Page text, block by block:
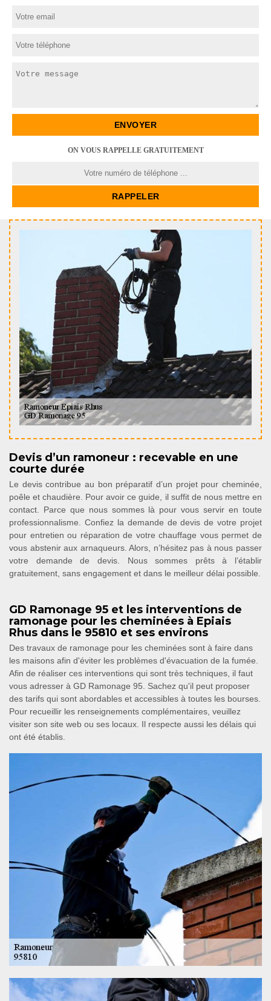
ON VOUS RAPPELLE GRATUITEMENT
Devis d’un ramoneur : recevable en une
courte durée
Le devis contribue au bon préparatif d’un projet pour cheminée,
poêle et chaudière. Pour avoir ce guide, il suffit de nous mettre en
contact. Parce que nous sommes là pour vous servir en toute
professionnalisme. Confiez la demande de devis de votre projet
pour entretien ou réparation de votre chauffage vous permet de
vous abstenir aux arnaqueurs. Alors, n’hésitez pas à nous passer
votre demande de devis. Nous sommes prêts à l’établir
gratuitement, sans engagement et dans le meilleur délai possible.
GD Ramonage 95 et les interventions de
ramonage pour les cheminées à Epiais
Rhus dans le 95810 et ses environs
Des travaux de ramonage pour les cheminées sont à faire dans
les maisons afin d'éviter les problèmes d'évacuation de la fumée.
Afin de réaliser ces interventions qui sont très techniques, il faut
vous adresser à GD Ramonage 95. Sachez qu'il peut proposer
des tarifs qui sont abordables et accessibles à toutes les bourses.
Pour recueillir les renseignements complémentaires, veuillez
visiter son site web ou ses locaux. Il respecte aussi les délais qui
ont été établis.